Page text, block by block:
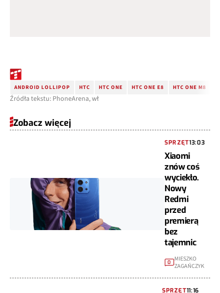
ANDROID LOLLIPOP HTC HTC ONE HTC ONE E8 HTC ONE M8
Źródła tekstu: PhoneArena, wł
Zobacz więcej
SPRZĘT13:03
Xiaomi
znów coś
wyciekło.
Nowy
Redmi
przed
premierą
bez
tajemnic
0
MIESZKO
ZAGAŃCZYK
SPRZĘT11:16